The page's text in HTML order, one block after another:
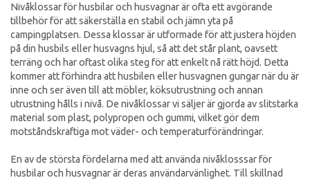
Nivåklossar för husbilar och husvagnar är ofta ett avgörande
tillbehör för att säkerställa en stabil och jämn yta på
campingplatsen. Dessa klossar är utformade för att justera höjden
på din husbils eller husvagns hjul, så att det står plant, oavsett
terräng och har oftast olika steg för att enkelt nå rätt höjd. Detta
kommer att förhindra att husbilen eller husvagnen gungar när du är
inne och ser även till att möbler, köksutrustning och annan
utrustning hålls i nivå. De nivåklossar vi säljer är gjorda av slitstarka
material som plast, polypropen och gummi, vilket gör dem
motståndskraftiga mot väder- och temperaturförändringar.
En av de största fördelarna med att använda nivåklosssar för
husbilar och husvagnar är deras användarvänlighet. Till skillnad